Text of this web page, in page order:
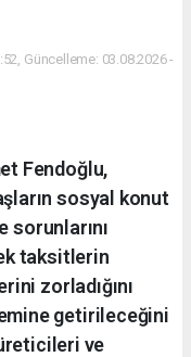
Güncelleme: 03.08.2026 -
Fendoğlu,
sosyal konut
sorunlarını
taksitlerin
zorladığını
getirileceğini
ve